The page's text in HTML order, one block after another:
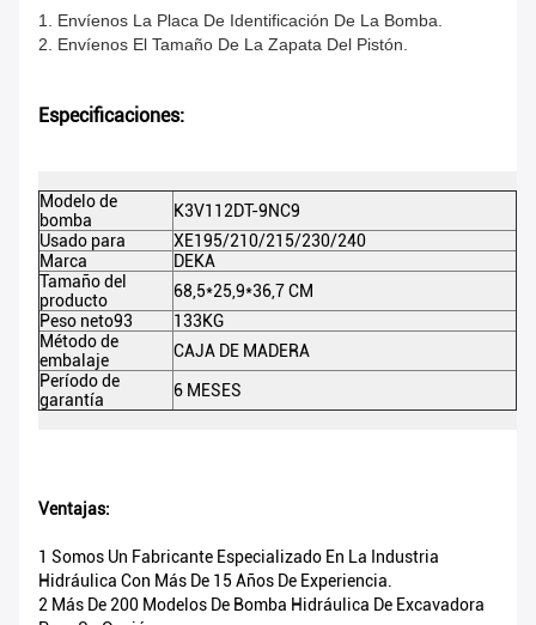
1. Envíenos La Placa De Identificación De La Bomba.
2. Envíenos El Tamaño De La Zapata Del Pistón.
Especificaciones:
Modelo de
bomba
K3V112DT-9NC9
Usado para
XE195/210/215/230/240
Marca
DEKA
Tamaño del
producto
68,5*25,9*36,7 CM
Peso neto93
133KG
Método de
embalaje
CAJA DE MADERA
Período de
garantía
6 MESES
Ventajas:
1 Somos Un Fabricante Especializado En La Industria
Hidráulica Con Más De 15 Años De Experiencia.
2 Más De 200 Modelos De Bomba Hidráulica De Excavadora